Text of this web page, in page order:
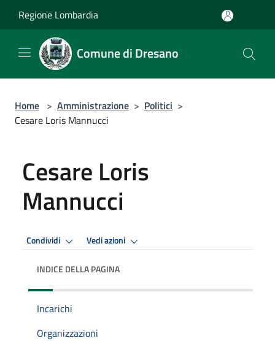
Regione Lombardia
Comune di Dresano
Home > Amministrazione > Politici >
Cesare Loris Mannucci
Cesare Loris
Mannucci
Condividi Vedi azioni
INDICE DELLA PAGINA
Incarichi
Organizzazioni